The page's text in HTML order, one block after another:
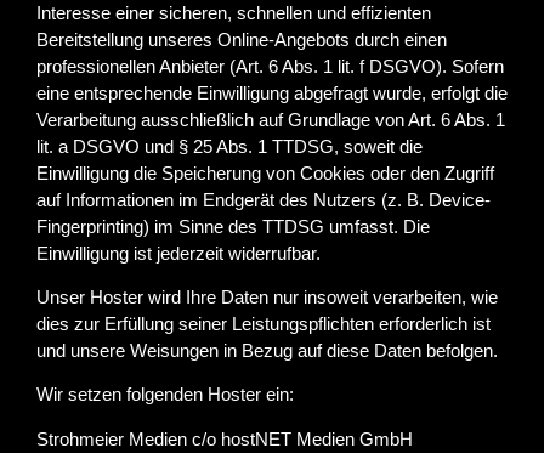
Interesse einer sicheren, schnellen und effizienten
Bereitstellung unseres Online-Angebots durch einen
professionellen Anbieter (Art. 6 Abs. 1 lit. f DSGVO). Sofern
eine entsprechende Einwilligung abgefragt wurde, erfolgt die
Verarbeitung ausschließlich auf Grundlage von Art. 6 Abs. 1
lit. a DSGVO und § 25 Abs. 1 TTDSG, soweit die
Einwilligung die Speicherung von Cookies oder den Zugriff
auf Informationen im Endgerät des Nutzers (z. B. Device-
Fingerprinting) im Sinne des TTDSG umfasst. Die
Einwilligung ist jederzeit widerrufbar.
Unser Hoster wird Ihre Daten nur insoweit verarbeiten, wie
dies zur Erfüllung seiner Leistungspflichten erforderlich ist
und unsere Weisungen in Bezug auf diese Daten befolgen.
Wir setzen folgenden Hoster ein:
Strohmeier Medien c/o hostNET Medien GmbH